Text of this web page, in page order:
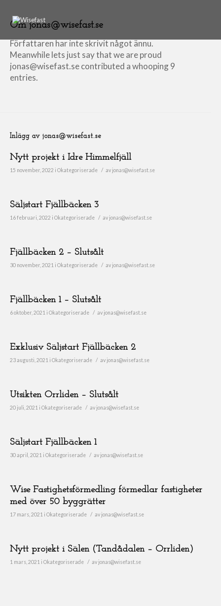
Omjonas@wisefast.se
Författaren har inte skrivit något ännu.
Meanwhile lets just say that we are proud
jonas@wisefast.secontributed a whooping 9
entries.
Inlägg av jonas@wisefast.se
Nytt projekt i Idre Himmelfjäll
15 november, 2022 i Okategoriserade / av jonas@wisefast.se
Säljstart Fjällbäcken 3
16 februari, 2022 i Okategoriserade / av jonas@wisefast.se
Fjällbäcken 2 – Slutsålt
30 november, 2021 i Okategoriserade / av jonas@wisefast.se
Fjällbäcken 1 – Slutsålt
6 oktober, 2021 i Okategoriserade / av jonas@wisefast.se
Exklusiv Säljstart Fjällbäcken 2
23 augusti, 2021 i Okategoriserade / av jonas@wisefast.se
Utsikten Orrliden – Slutsålt
20 juli, 2021 i Okategoriserade / av jonas@wisefast.se
Säljstart Fjällbäcken 1
30 april, 2021 i Okategoriserade / av jonas@wisefast.se
Wise Fastighetsförmedling förmedlar fastigheter
med över 50 byggrätter
17 mars, 2021 i Okategoriserade / av jonas@wisefast.se
Nytt projekt i Sälen (Tandådalen – Orrliden)
1 mars, 2021 i Okategoriserade / av jonas@wisefast.se